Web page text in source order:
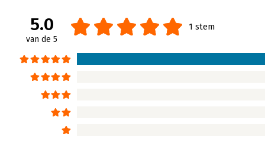
5.0
van de 5
1 stem